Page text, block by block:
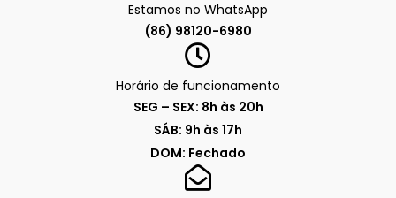
Estamos no WhatsApp
(86) 98120-6980
Horário de funcionamento
SEG – SEX: 8h às 20h
SÁB: 9h às 17h
DOM: Fechado